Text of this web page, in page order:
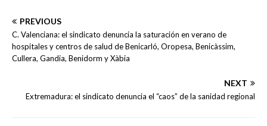
PREVIOUS
C. Valenciana: el sindicato denuncia la saturación en verano de
hospitales y centros de salud de Benicarló, Oropesa, Benicàssim,
Cullera, Gandia, Benidorm y Xàbia
NEXT
Extremadura: el sindicato denuncia el “caos” de la sanidad regional